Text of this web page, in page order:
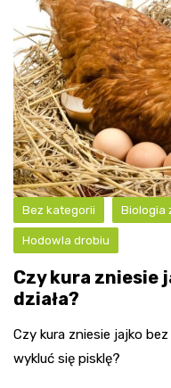
Bez kategorii Biologia
Hodowla drobiu
Czy kura zniesie
działa?
Czy kura zniesie jajko
wykluć się pisklę?